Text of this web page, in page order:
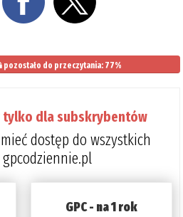
pozostało do przeczytania: 77%
tylko dla subskrybentów
dostęp do wszystkich
GPC - na 1 rok